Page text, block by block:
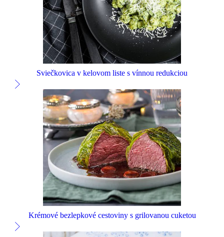
Sviečkovica v kelovom liste s vínnou redukciou
Krémové bezlepkové cestoviny s grilovanou cuketou